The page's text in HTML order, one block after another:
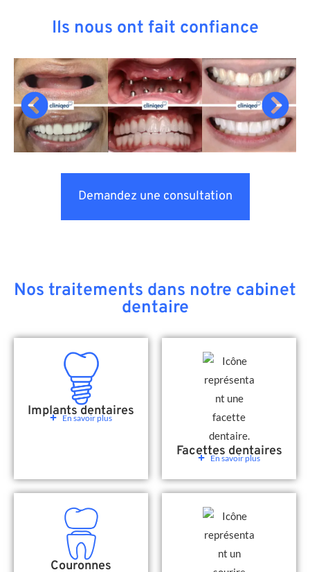
Ils nous ont fait confiance
Demandez une consultation
Nos traitements dans notre cabinet
dentaire
Implants dentaires
En savoir plus
Facettes dentaires
En savoir plus
Couronnes